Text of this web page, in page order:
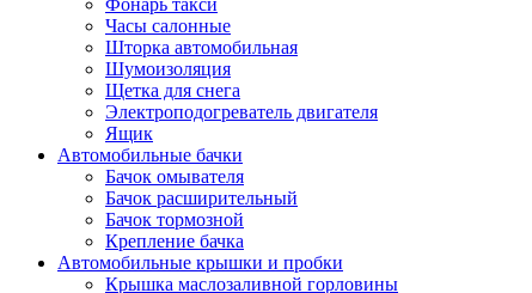
Часы салонные
Шторка автомобильная
Шумоизоляция
Щетка для снега
Электроподогреватель двигателя
Ящик
Автомобильные бачки
Бачок омывателя
Бачок расширительный
Бачок тормозной
Крепление бачка
Автомобильные крышки и пробки
Крышка маслозаливной горловины